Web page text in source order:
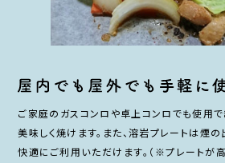
ご家庭のガスコンロや卓上コンロでも使用で
美味しく焼けます。また、溶岩プレートは煙
快適にご利用いただけます。（※プレートが